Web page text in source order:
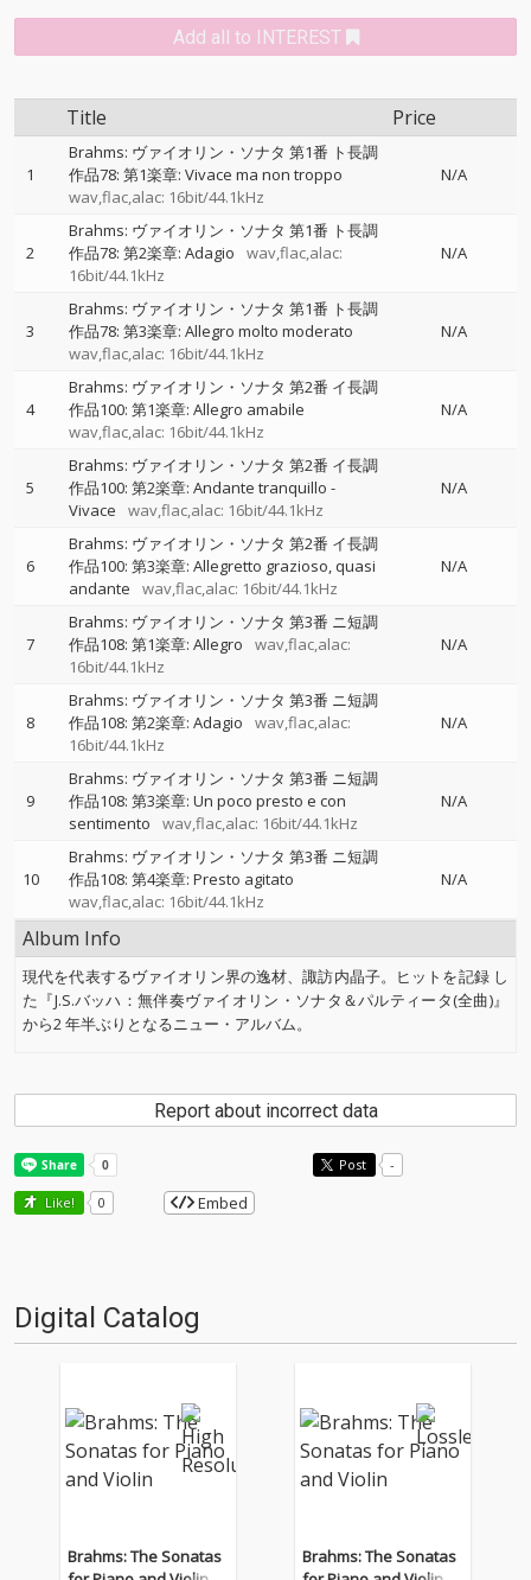
Add all to INTEREST
Title Price
1
Brahms: ヴァイオリン・ソナタ 第1番 ト長調
作品78: 第1楽章: Vivace ma non troppo
wav,flac,alac: 16bit/44.1kHz
N/A
2
Brahms: ヴァイオリン・ソナタ 第1番 ト長調
作品78: 第2楽章: Adagio
wav,flac,alac:
16bit/44.1kHz
N/A
3
Brahms: ヴァイオリン・ソナタ 第1番 ト長調
作品78: 第3楽章: Allegro molto moderato
wav,flac,alac: 16bit/44.1kHz
N/A
4
Brahms: ヴァイオリン・ソナタ 第2番 イ長調
作品100: 第1楽章: Allegro amabile
wav,flac,alac: 16bit/44.1kHz
N/A
5
Brahms: ヴァイオリン・ソナタ 第2番 イ長調
作品100: 第2楽章: Andante tranquillo -
Vivace
wav,flac,alac: 16bit/44.1kHz
N/A
6
Brahms: ヴァイオリン・ソナタ 第2番 イ長調
作品100: 第3楽章: Allegretto grazioso, quasi
andante
wav,flac,alac: 16bit/44.1kHz
N/A
7
Brahms: ヴァイオリン・ソナタ 第3番 ニ短調
作品108: 第1楽章: Allegro
wav,flac,alac:
16bit/44.1kHz
N/A
8
Brahms: ヴァイオリン・ソナタ 第3番 ニ短調
作品108: 第2楽章: Adagio
wav,flac,alac:
16bit/44.1kHz
N/A
9
Brahms: ヴァイオリン・ソナタ 第3番 ニ短調
作品108: 第3楽章: Un poco presto e con
sentimento
wav,flac,alac: 16bit/44.1kHz
N/A
10
Brahms: ヴァイオリン・ソナタ 第3番 ニ短調
作品108: 第4楽章: Presto agitato
wav,flac,alac: 16bit/44.1kHz
N/A
Album Info
現代を代表するヴァイオリン界の逸材、諏訪内晶子。ヒットを記録 し
た『J.S.バッハ：無伴奏ヴァイオリン・ソナタ＆パルティータ(全曲)』
から2 年半ぶりとなるニュー・アルバム。
Report about incorrect data
Post -
Like! 0 Embed
Digital Catalog
Brahms: The Sonatas
Brahms: The Sonatas